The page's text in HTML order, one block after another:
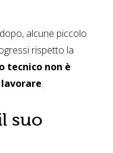
alcune piccolo
rispetto la
tecnico non è
lavorare.
suo